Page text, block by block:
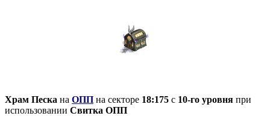
Храм Песка на ОПП на секторе 18:175 с 10-го уровня при
использовании Свитка ОПП